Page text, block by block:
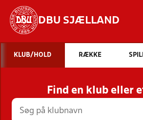
DBU SJÆLLAND
STILLINGER, RESULTATER,
HOLD
KLUB/HOLD RÆKKE
Find en klub eller